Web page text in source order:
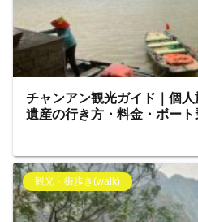
チャンアン観光ガイド｜個
遺産の行き方・料金・ボート
観光・街歩き(walk)